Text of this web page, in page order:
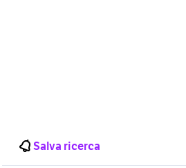
Salva ricerca